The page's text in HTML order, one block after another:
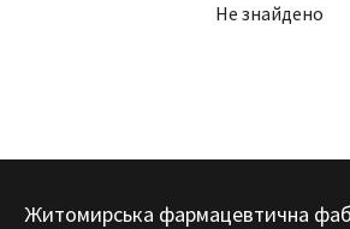
Не знайдено
Житомирська фармацевтична